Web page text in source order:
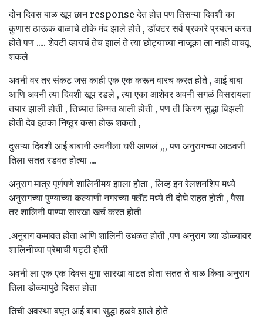
दोन दिवस बाळ खूप छान response देत होत पण तिसऱ्या दिवशी का
कुणास ठाऊक बाळाचे ठोके मंद झाले होते , डॉक्टर सर्व प्रकारे प्रयत्न करत
होते पण ..... शेवटी व्हायचं तेच झालं ते त्या छोट्याच्या नाजूका ला नाही वाचवू
शकले
अवनी वर तर संकट जस काही एक एक करून वारच करत होते , आई बाबा
आणि अवनी त्या दिवशी खूप रडले , त्या एका आशेवर अवनी सगळं विसरायला
तयार झाली होती , तिच्यात हिम्मत आली होती , पण ती किरण सुद्धा विझली
होती देव इतका निष्ठुर कसा होऊ शकतो ,
दुसऱ्या दिवशी आई बाबानी अवनीला घरी आणलं ,,, पण अनुरागच्या आठवणी
तिला सतत रडवत होत्या ....
अनुराग मात्र पूर्णपणे शालिनीमय झाला होता , लिव्ह इन रेलशनशिप मध्ये
अनुरागच्या पुण्याच्या कल्याणी नगरच्या फ्लॅट मध्ये ती दोघे राहत होती , पैसा
तर शालिनी पाण्या सारखा खर्च करत होती
.अनुराग कमावत होता आणि शालिनी उधळत होती ,पण अनुराग च्या डोळ्यावर
शालिनीच्या प्रेमाची पट्टी होती
अवनी ला एक एक दिवस युगा सारखा वाटत होता सतत ते बाळ किंवा अनुराग
तिला डोळ्यापुठे दिसत होता
तिची अवस्था बघून आई बाबा सुद्धा हळवे झाले होते